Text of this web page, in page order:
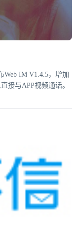
Web IM V1.4.5，增加
接与APP视频通话。